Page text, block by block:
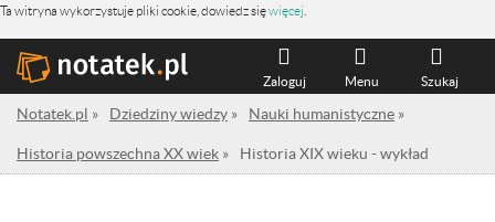
Ta witryna wykorzystuje pliki cookie, dowiedz sięwięcej
Szukaj
Menu
Zaloguj
Notatek.pl » Dziedziny wiedzy » Nauki humanistyczne »
Historia powszechna XX wiek » Historia XIX wieku - wykład